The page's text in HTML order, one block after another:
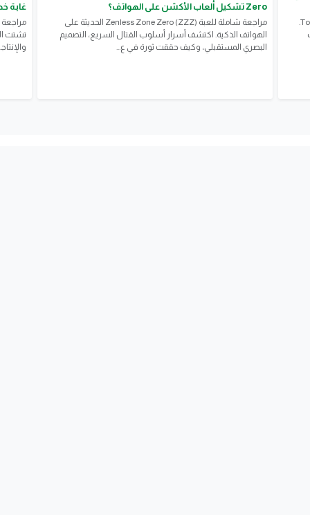
​مراجعة شاملة ومبسطة لتطبيق إدارة المهام الشهير Todoist.
Zero تشكيل ألعاب الأكشن على الهواتف؟
​مراجعة شاملة للعبة Zenless Zone Zero (ZZZ) الحديثة على
الهواتف الذكية. اكتشف أسرار أسلوب القتال السريع، التصميم
البصري المستقبلي، وكيف حققت ثورة في ع...
غابة
تشتت